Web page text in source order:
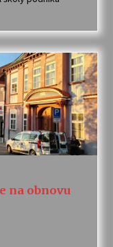
na obnovu